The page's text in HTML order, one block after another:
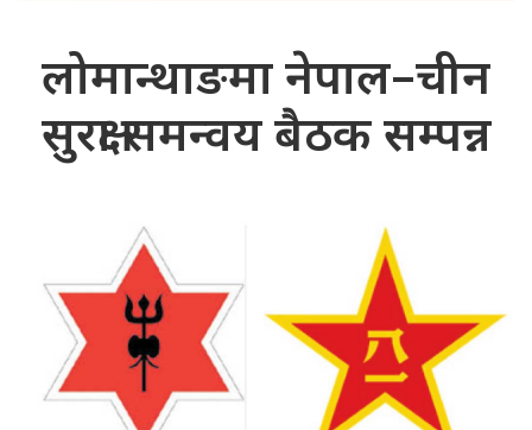
लोमान्थाङमा नेपाल–चीन
सुरक्षा समन्वय बैठक सम्पन्न